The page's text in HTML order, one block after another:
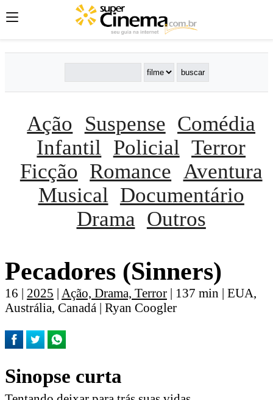
Ação Suspense Comédia
Infantil
Policial Terror
Ficção Romance Aventura
Musical
Documentário
Drama Outros
Pecadores (Sinners)
16 | 2025 | Ação, Drama, Terror | 137 min | EUA,
Austrália, Canadá | Ryan Coogler
Sinopse curta